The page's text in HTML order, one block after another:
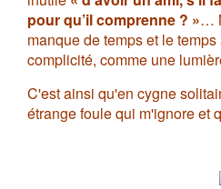
pour qu’il comprenne ? »…
manque de temps et le
complicité, comme une
C'est ainsi qu'en cygne
étrange foule qui m'ignore et